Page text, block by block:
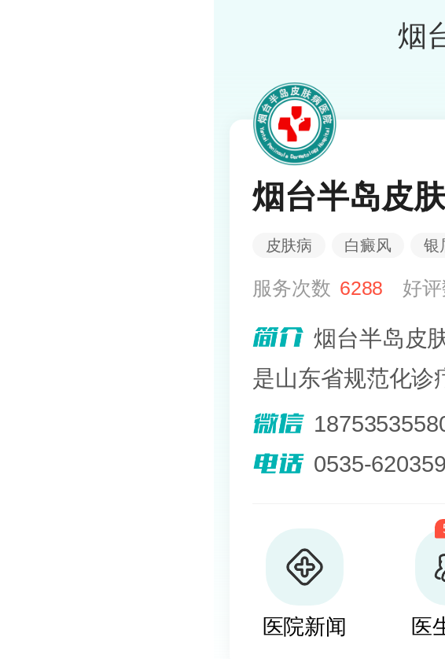
烟
烟台半岛皮
皮肤病 白癜风 银
服务次数 6288 好
烟台半岛皮
是山东省规范化诊
院。熟悉皮肤病科
其擅长光化学疗法
及移植治疗白癜
植、自体培养黑
0535-
医院新闻 医